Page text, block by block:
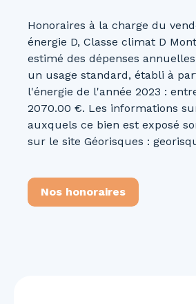
Honoraires à la charge du
énergie D, Classe climat D
estimé des dépenses
un usage standard, établi à
l'énergie de l'année 2023 :
2070.00 €. Les informations
auxquels ce bien est exposé
sur le site Géorisques :
Nos honoraires